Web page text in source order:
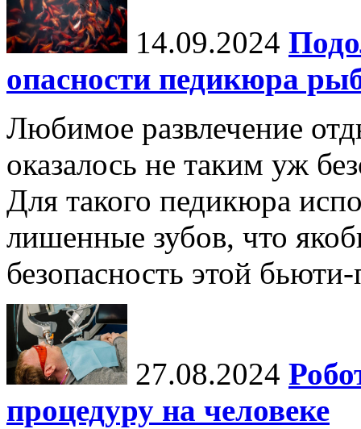
14.09.2024
опасности педикюра
Любимое развлечение
оказалось не таким уж
Для такого педикюра
лишенные зубов, что
безопасность этой
27.08.2024
процедуру на человеке